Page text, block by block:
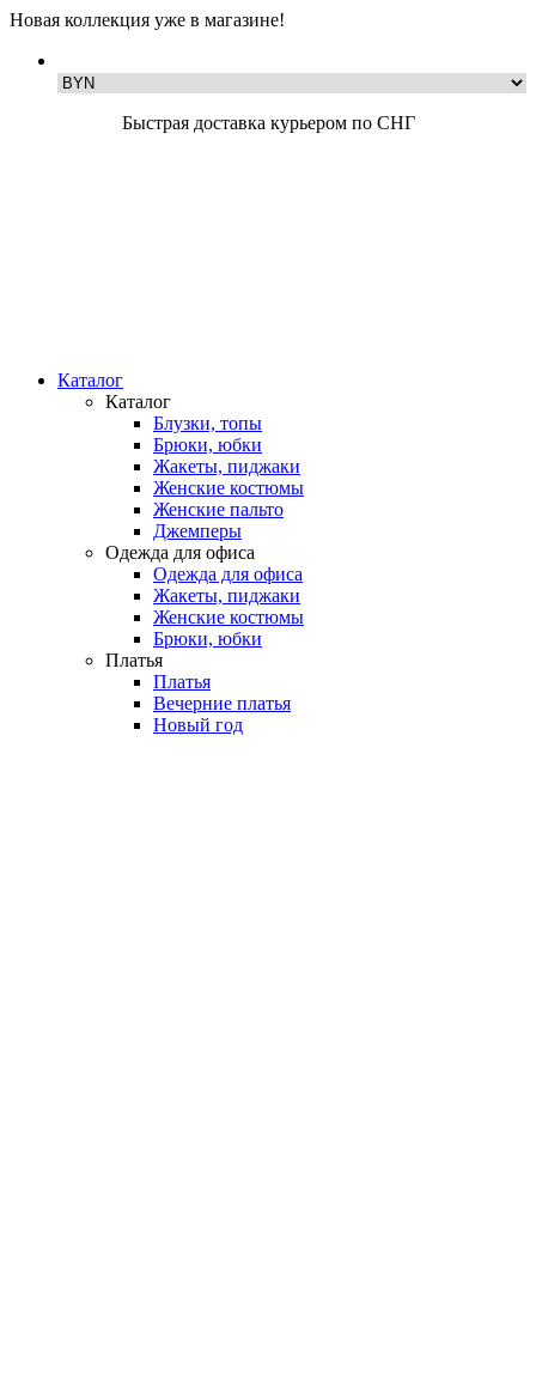
Новая коллекция уже в магазине!
Быстрая доставка курьером по СНГ
Каталог
Каталог
Блузки, топы
Брюки, юбки
Жакеты, пиджаки
Женские костюмы
Женские пальто
Джемперы
Одежда для офиса
Одежда для офиса
Жакеты, пиджаки
Женские костюмы
Брюки, юбки
Платья
Платья
Вечерние платья
Новый год